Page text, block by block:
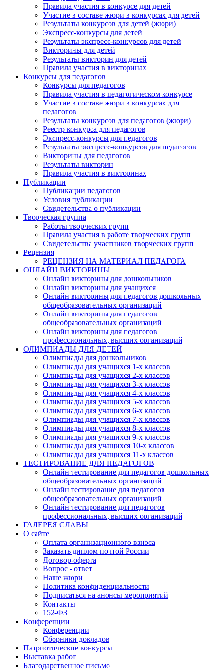
Правила участия в конкурсе для детей
Участие в составе жюри в конкурсах для детей
Результаты конкурсов для детей (жюри)
Экспресс-конкурсы для детей
Результаты экспресс-конкурсов для детей
Викторины для детей
Результаты викторин для детей
Правила участия в викторинах
Конкурсы для педагогов
Конкурсы для педагогов
Правила участия в педагогическом конкурсе
Участие в составе жюри в конкурсах для
педагогов
Результаты конкурсов для педагогов (жюри)
Реестр конкурса для педагогов
Экспресс-конкурсы для педагогов
Результаты экспресс-конкурсов для педагогов
Викторины для педагогов
Результаты викторин
Правила участия в викторинах
Публикации
Публикации педагогов
Условия публикации
Свидетельства о публикации
Творческая группа
Работы творческих групп
Правила участия в работе творческих групп
Свидетельства участников творческих групп
Рецензия
РЕЦЕНЗИЯ НА МАТЕРИАЛ ПЕДАГОГА
ОНЛАЙН ВИКТОРИНЫ
Онлайн викторины для дошкольников
Онлайн викторины для учащихся
Онлайн викторины для педагогов дошкольных
общеобразовательных организаций
Онлайн викторины для педагогов
общеобразовательных организаций
Онлайн викторины для педагогов
профессиональных, высших организаций
ОЛИМПИАДЫ ДЛЯ ДЕТЕЙ
Олимпиады для дошкольников
Олимпиады для учащихся 1-х классов
Олимпиады для учащихся 2-х классов
Олимпиады для учащихся 3-х классов
Олимпиады для учащихся 4-х классов
Олимпиады для учащихся 5-х классов
Олимпиады для учащихся 6-х классов
Олимпиады для учащихся 7-х классов
Олимпиады для учащихся 8-х классов
Олимпиады для учащихся 9-х классов
Олимпиады для учащихся 10-х классов
Олимпиады для учащихся 11-х классов
ТЕСТИРОВАНИЕ ДЛЯ ПЕДАГОГОВ
Онлайн тестирование для педагогов дошкольных
общеобразовательных организаций
Онлайн тестирование для педагогов
общеобразовательных организаций
Онлайн тестирование для педагогов
профессиональных, высших организаций
ГАЛЕРЕЯ СЛАВЫ
О сайте
Оплата организационного взноса
Заказать диплом почтой России
Договор-оферта
Вопрос - ответ
Наше жюри
Политика конфиденциальности
Подписаться на анонсы мероприятий
Контакты
152-ФЗ
Конференции
Конференции
Сборники докладов
Патриотические конкурсы
Выставка работ
Благодарственное письмо
Анонсы конкурсов
Подпишитесь на анонсы сегодня и узнавайте
Email
Организация
Подписаться
Нажимая на кнопку, вы даете согласие на обработку своих
данных согласно 152-ФЗ.Подробнее